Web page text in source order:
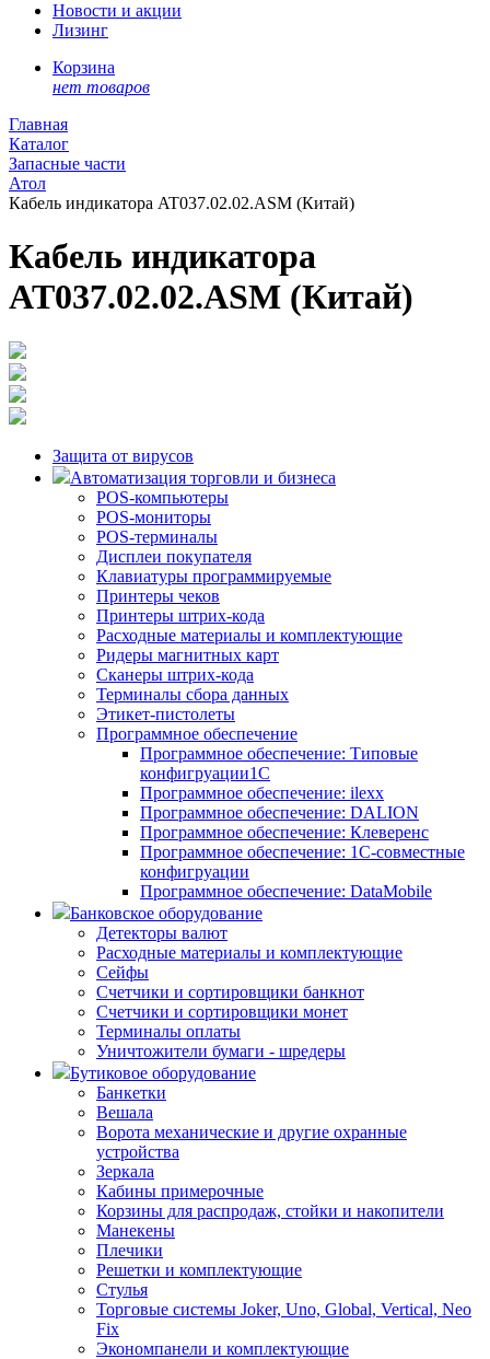
Новости и акции
Лизинг
Корзина
нет товаров
Главная
Каталог
Запасные части
Атол
Кабель индикатора AT037.02.02.ASM (Китай)
Кабель индикатора
AT037.02.02.ASM (Китай)
Защита от вирусов
Автоматизация торговли и бизнеса
POS-компьютеры
POS-мониторы
POS-терминалы
Дисплеи покупателя
Клавиатуры программируемые
Принтеры чеков
Принтеры штрих-кода
Расходные материалы и комплектующие
Ридеры магнитных карт
Сканеры штрих-кода
Терминалы сбора данных
Этикет-пистолеты
Программное обеспечение
Программное обеспечение: Типовые
конфигруации1С
Программное обеспечение: ilexx
Программное обеспечение: DALION
Программное обеспечение: Клеверенс
Программное обеспечение: 1С-совместные
конфигруации
Программное обеспечение: DataMobile
Банковское оборудование
Детекторы валют
Расходные материалы и комплектующие
Сейфы
Счетчики и сортировщики банкнот
Счетчики и сортировщики монет
Терминалы оплаты
Уничтожители бумаги - шредеры
Бутиковое оборудование
Банкетки
Вешала
Ворота механические и другие охранные
устройства
Зеркала
Кабины примерочные
Корзины для распродаж, стойки и накопители
Манекены
Плечики
Решетки и комплектующие
Стулья
Торговые системы Joker, Uno, Global, Vertical, Neo
Fix
Экономпанели и комплектующие